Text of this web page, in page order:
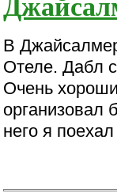
В
Отеле. Дабл
Очень
организовал
него я